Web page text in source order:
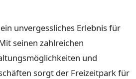
unvergessliches Erlebnis für
seinen zahlreichen
und
sorgt der Freizeitpark für